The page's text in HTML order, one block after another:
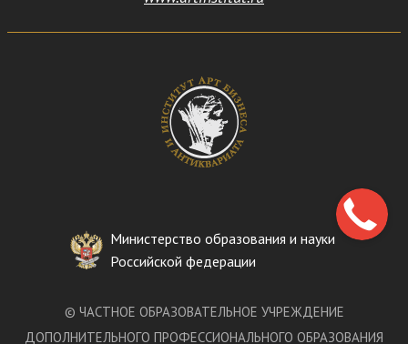
Министерство образования и науки
Российской федерации
© ЧАСТНОЕ ОБРАЗОВАТЕЛЬНОЕ УЧРЕЖДЕНИЕ
ДОПОЛНИТЕЛЬНОГО ПРОФЕССИОНАЛЬНОГО ОБРАЗОВАНИЯ